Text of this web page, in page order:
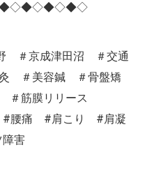
＃京成津田沼 ＃交通
＃美容鍼 ＃骨盤矯
筋膜リリース
#腰痛 #肩こり #肩凝
害